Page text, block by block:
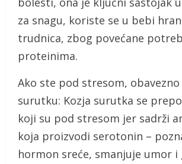
za snagu, koriste se u bebi
trudnica, zbog povećane
proteinima.
Ako ste pod stresom,
surutku: Kozja surutka se
koji su pod stresom jer sadrži
koja proizvodi serotonin –
hormon sreće, smanjuje umor i